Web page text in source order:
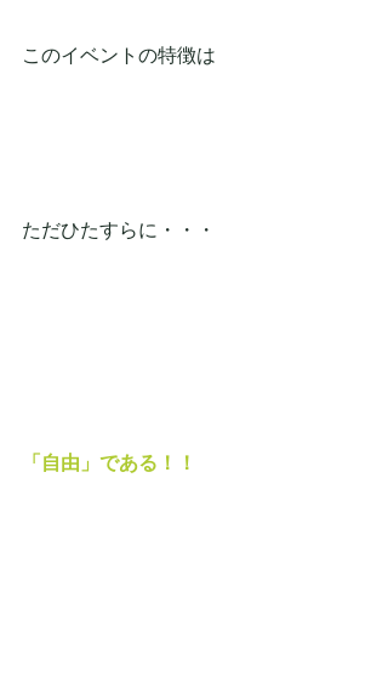
このイベントの特徴は
ただひたすらに・・・
「自由」である！！